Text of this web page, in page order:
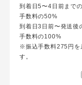
到着日5〜4日前まで
手数料の50%
到着日3日前〜発送後
手数料の100%
※振込手数料275円を
す。